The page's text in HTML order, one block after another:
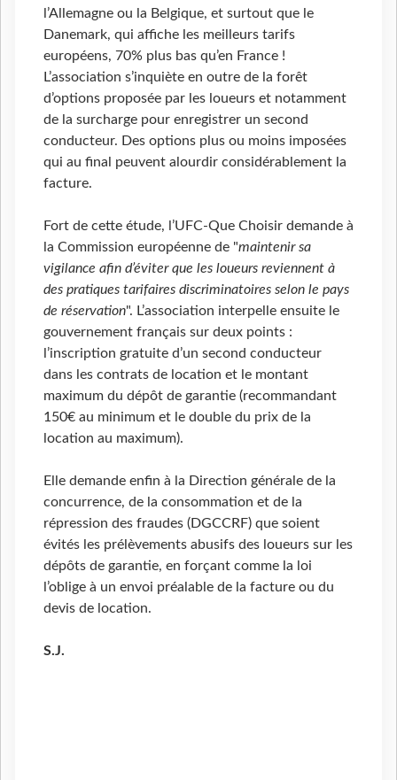
l’Allemagne ou la Belgique, et surtout que le
Danemark, qui affiche les meilleurs tarifs
européens, 70% plus bas qu’en France !
L’association s’inquiète en outre de la forêt
d’options proposée par les loueurs et notamment
de la surcharge pour enregistrer un second
conducteur. Des options plus ou moins imposées
qui au final peuvent alourdir considérablement la
facture.
Fort de cette étude, l’UFC-Que Choisir demande à
la Commission européenne de "maintenir sa
vigilance afin d’éviter que les loueurs reviennent à
des pratiques tarifaires discriminatoires selon le pays
de réservation". L’association interpelle ensuite le
gouvernement français sur deux points :
l’inscription gratuite d’un second conducteur
dans les contrats de location et le montant
maximum du dépôt de garantie (recommandant
150€ au minimum et le double du prix de la
location au maximum).
Elle demande enfin à la Direction générale de la
concurrence, de la consommation et de la
répression des fraudes (DGCCRF) que soient
évités les prélèvements abusifs des loueurs sur les
dépôts de garantie, en forçant comme la loi
l’oblige à un envoi préalable de la facture ou du
devis de location.
S.J.